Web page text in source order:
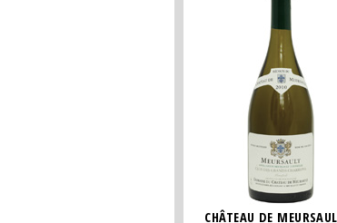
CHÂTEAU DE